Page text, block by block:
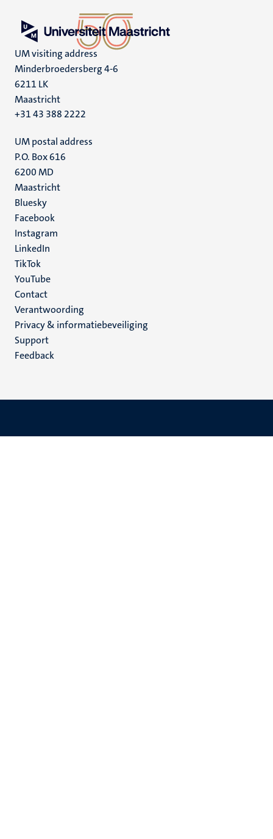
UM visiting address
Minderbroedersberg 4-6
6211 LK
Maastricht
+31 43 388 2222
UM postal address
P.O. Box 616
6200 MD
Maastricht
Social
media
Bluesky
Facebook
Instagram
LinkedIn
TikTok
YouTube
Menu
footer
(NL)
Contact
Verantwoording
Privacy & informatiebeveiliging
Support
Feedback